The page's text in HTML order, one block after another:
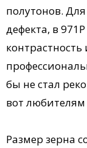
полутонов.
дефекта, в
бы не стал
вот
Размер зерна